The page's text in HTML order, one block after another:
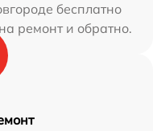
бесплатно
ремонт и обратно.